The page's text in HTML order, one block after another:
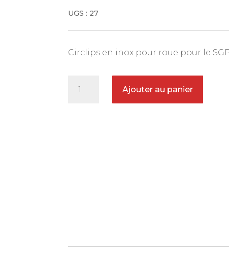
UGS : 27
Circlips en inox pour roue pour le
Ajouter au panier